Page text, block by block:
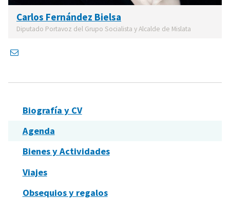
Carlos Fernández Bielsa
Diputado Portavoz del Grupo Socialista y Alcalde de Mislata
Biografía y CV
Agenda
Bienes y Actividades
Viajes
Obsequios y regalos